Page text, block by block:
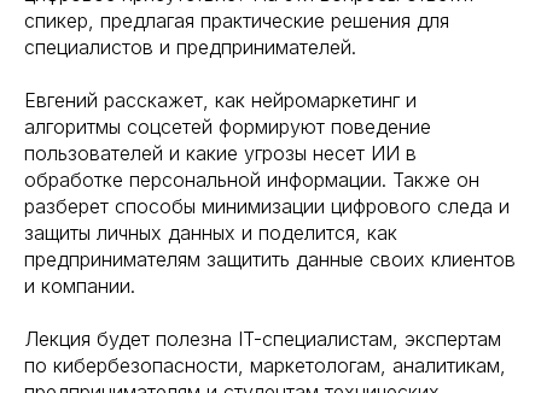
спикер, предлагая практические решения для
специалистов и предпринимателей.
Евгений расскажет, как нейромаркетинг и
алгоритмы соцсетей формируют поведение
пользователей и какие угрозы несет ИИ в
обработке персональной информации. Также он
разберет способы минимизации цифрового следа и
защиты личных данных и поделится, как
предпринимателям защитить данные своих клиентов
и компании.
Лекция будет полезна IT-специалистам, экспертам
по кибербезопасности, маркетологам, аналитикам,